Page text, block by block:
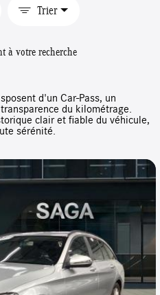
Trier
à votre recherche
d'un Car-Pass, un
du kilométrage.
clair et fiable du véhicule,
sérénité.